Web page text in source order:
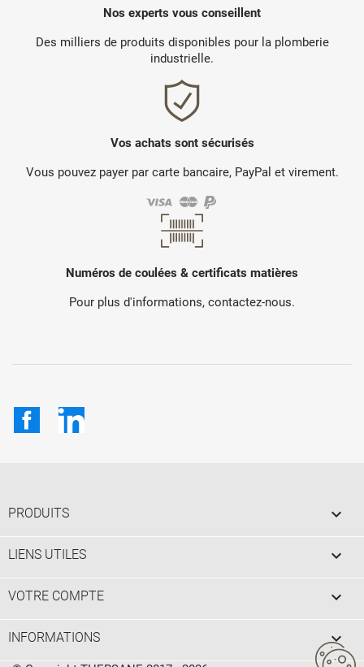
Nos experts vous conseillent
Des milliers de produits disponibles pour la plomberie
industrielle.
Vos achats sont sécurisés
Vous pouvez payer par carte bancaire, PayPal et virement.
Numéros de coulées & certificats matières
Pour plus d'informations, contactez-nous.
FacebookLinkedIn
PRODUITS 
LIENS UTILES 
VOTRE COMPTE 
INFORMATIONS keyboard_arrow_down